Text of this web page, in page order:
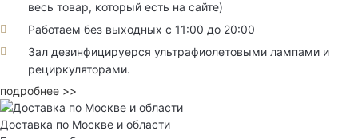
весь товар, который есть на сайте)
Работаем без выходных с 11:00 до 20:00
Зал дезинфицируерся ультрафиолетовыми лампами и
рециркуляторами.
подробнее >>
Доставка по Москве и области